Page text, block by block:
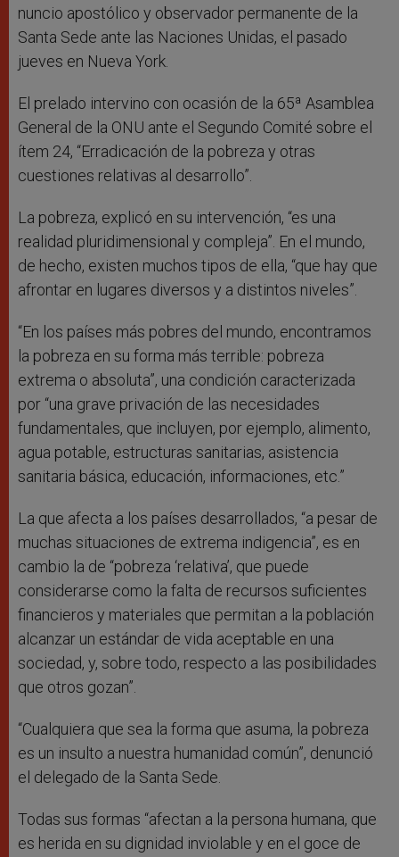
nuncio apostólico y observador permanente de la
Santa Sede ante las Naciones Unidas, el pasado
jueves en Nueva York.
El prelado intervino con ocasión de la 65ª Asamblea
General de la ONU ante el Segundo Comité sobre el
ítem 24, “Erradicación de la pobreza y otras
cuestiones relativas al desarrollo”.
La pobreza, explicó en su intervención, “es una
realidad pluridimensional y compleja”. En el mundo,
de hecho, existen muchos tipos de ella, “que hay que
afrontar en lugares diversos y a distintos niveles”.
“En los países más pobres del mundo, encontramos
la pobreza en su forma más terrible: pobreza
extrema o absoluta”, una condición caracterizada
por “una grave privación de las necesidades
fundamentales, que incluyen, por ejemplo, alimento,
agua potable, estructuras sanitarias, asistencia
sanitaria básica, educación, informaciones, etc.”
La que afecta a los países desarrollados, “a pesar de
muchas situaciones de extrema indigencia”, es en
cambio la de “pobreza ‘relativa’, que puede
considerarse como la falta de recursos suficientes
financieros y materiales que permitan a la población
alcanzar un estándar de vida aceptable en una
sociedad, y, sobre todo, respecto a las posibilidades
que otros gozan”.
“Cualquiera que sea la forma que asuma, la pobreza
es un insulto a nuestra humanidad común”, denunció
el delegado de la Santa Sede.
Todas sus formas “afectan a la persona humana, que
es herida en su dignidad inviolable y en el goce de